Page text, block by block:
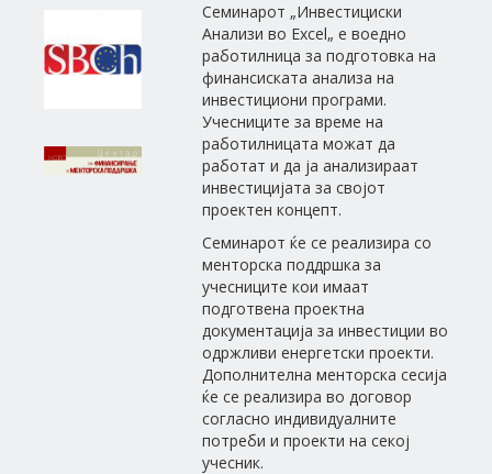
Семинарот „Инвестициски
Анализи во Excel„ е воедно
работилница за подготовка на
финансиската анализа на
инвестициони програми.
Учесниците за време на
работилницата можат да
работат и да ја анализираат
инвестицијата за својот
проектен концепт.
Семинарот ќе се реализира со
менторска поддршка за
учесниците кои имаат
подготвена проектна
документација за инвестиции во
одржливи енергетски проекти.
Дополнителна менторска сесија
ќе се реализира во договор
согласно индивидуалните
потреби и проекти на секој
учесник.